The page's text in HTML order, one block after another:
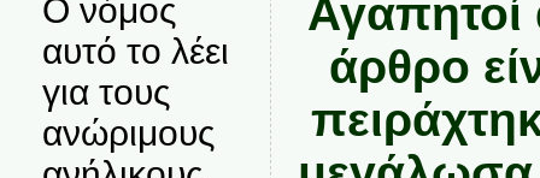
Ο νόμος
αυτό το λέει
για τους
ανώριμους
Αγαπητοί
άρθρο